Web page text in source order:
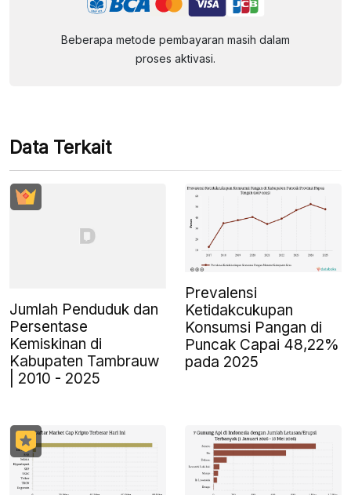
Beberapa metode pembayaran masih dalam
proses aktivasi.
Data Terkait
Jumlah Penduduk dan
Persentase
Kemiskinan di
Kabupaten Tambrauw
| 2010 - 2025
Prevalensi
Ketidakcukupan
Konsumsi Pangan di
Puncak Capai 48,22%
pada 2025